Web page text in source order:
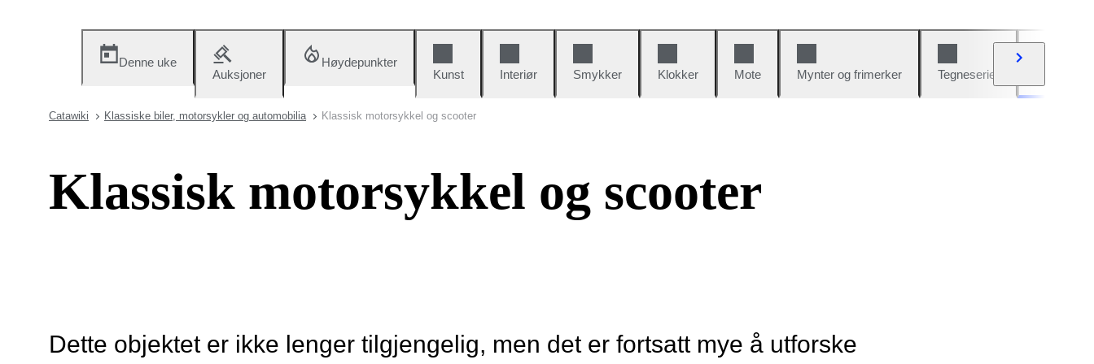
Denne uke
Auksjoner
Høydepunkter
Kunst
Interiør Smykker Klokker Mote Mynter og frimerker Tegneserier
Catawiki Klassiske biler, motorsykler og automobilia Klassisk motorsykkel og scooter
Klassisk motorsykkel og scooter
Dette objektet er ikke lenger tilgjengelig, men det er fortsatt mye å utforske